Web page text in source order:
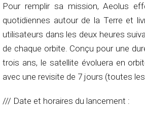
Pour remplir sa mission, Aeolus
quotidiennes autour de la Terre et
utilisateurs dans les deux heures
de chaque orbite. Conçu pour une
trois ans, le satellite évoluera en
avec une revisite de 7 jours (toutes
/// Date et horaires du lancement :